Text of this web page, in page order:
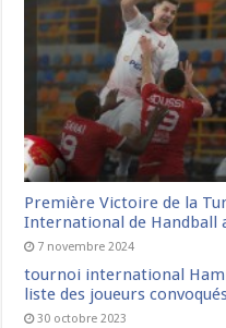
Première Victoire de la
International de Handball
7 novembre 2024
tournoi international
liste des joueurs
30 octobre 2023